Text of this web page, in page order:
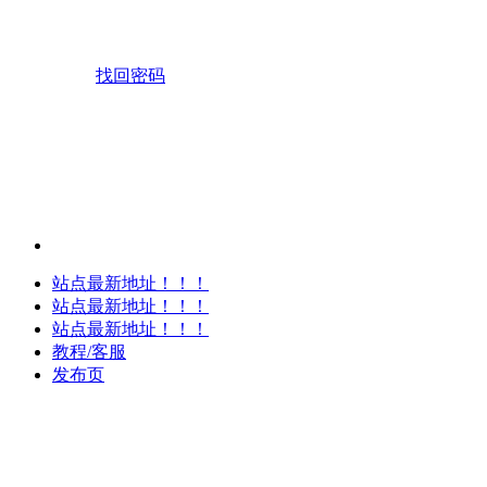
找回密码
站点最新地址！！！
站点最新地址！！！
站点最新地址！！！
教程/客服
发布页